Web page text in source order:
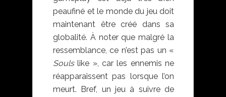
peaufiné et le monde du jeu doit
maintenant être créé dans sa
globalité. À noter que malgré la
ressemblance, ce n’est pas un «
Soulslike », car les ennemis ne
réapparaissent pas lorsque l’on
meurt.
Bref, un jeu à suivre de